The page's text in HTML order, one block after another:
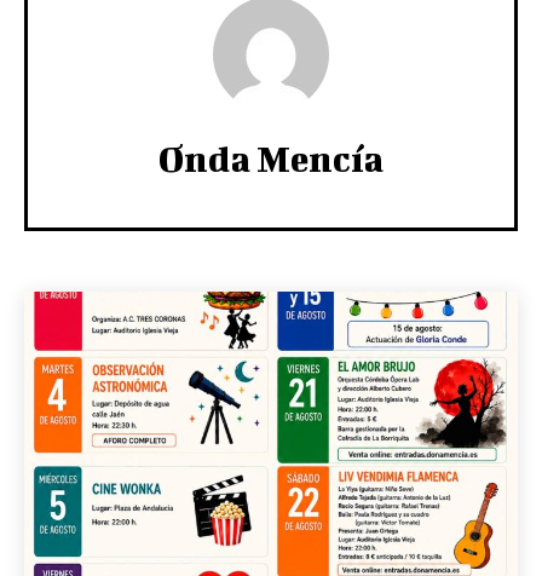
Onda Mencía